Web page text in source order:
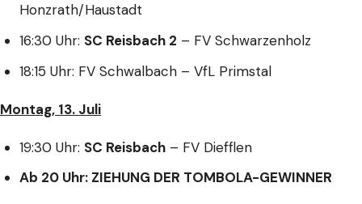
Honzrath/Haustadt
16:30 Uhr: SC Reisbach 2 – FV Schwarzenholz
18:15 Uhr: FV Schwalbach – VfL Primstal
Montag, 13. Juli
19:30 Uhr: SC Reisbach– FV Diefflen
Ab 20 Uhr: ZIEHUNG DER TOMBOLA-GEWINNER